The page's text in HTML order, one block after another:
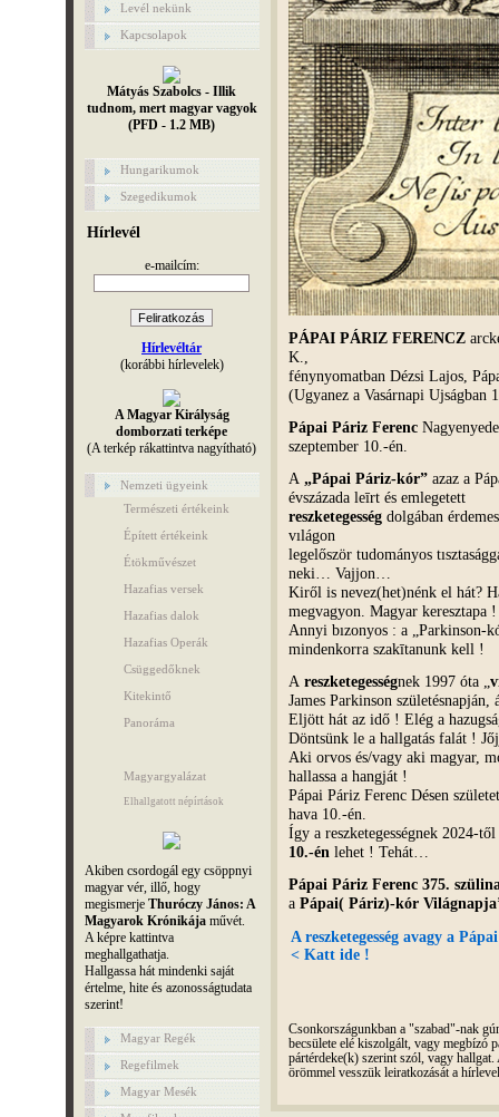
Levél nekünk
Kapcsolapok
Mátyás Szabolcs - Illik
tudnom, mert magyar vagyok
(PFD - 1.2 MB)
Hungarikumok
Szegedikumok
Hírlevél
e-mailcím:
Hírlevéltár
(korábbi hírlevelek)
A Magyar Királyság
domborzati terképe
(A terkép rákattintva nagyítható)
Nemzeti ügyeink
Természeti értékeink
Épített értékeink
Étökművészet
Hazafias versek
Hazafias dalok
Hazafias Operák
Csüggedőknek
Kitekintő
Panoráma
Magyargyalázat
Elhallgatott népírtások
Akiben csordogál egy csöppnyi
magyar vér, illő, hogy
megismerje Thuróczy János: A
Magyarok Krónikájaművét.
A képre kattintva
meghallgathatja.
Hallgassa hát mindenki saját
értelme, hite és azonosságtudata
szerint!
Magyar Regék
Regefilmek
Magyar Mesék
PÁPAI PÁRIZ FERENCZ
K.,
fénynyomatban Dézsi Lajos,
(Ugyanez a Vasárnapi Ujságban
Pápai Páriz Ferenc
szeptember 10.-én.
A „Pápai Páriz-kór”azaz a
évszázada leīrt és emlegetett
reszketegességdolgában
vılágon
legelőször tudományos
neki… Vajjon…
Kiről is nevez(het)nénk el hát?
megvagyon. Magyar keresztapa !
Annyi bızonyos : a „Parkinson-
mindenkorra szakītanunk kell !
A reszketegességnek 1997 óta „
James Parkinson
Eljött hát az idő ! Elég a
Döntsünk le a hallgatás falát !
Aki orvos és/vagy aki magyar,
hallassa a hangját !
Pápai Páriz Ferenc Désen
hava 10.-én.
Így a reszketegességnek 2024-
10.-én lehet ! Tehát…
Pápai Páriz Ferenc 375.
a Pápai( Páriz)-kór
A reszketegesség avagy a
< Katt ide !
Csonkországunkban a "szabad"-nak
becsülete elé kiszolgált, vagy megbízó
pártérdeke(k) szerint szól, vagy
örömmel vesszük leiratkozását a